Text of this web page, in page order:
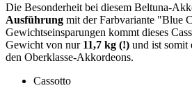
Die Besonderheit bei diesem Beltuna-
Ausführung mit der Farbvariante "Blue
Gewichtseinsparungen kommt dieses
Gewicht von nur 11,7 kg (!) und ist somit
den Oberklasse-Akkordeons.
Cassotto